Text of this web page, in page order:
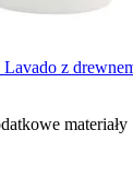
z
materiały